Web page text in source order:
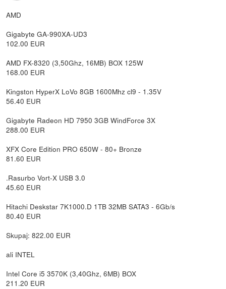
AMD
Gigabyte GA-990XA-UD3
102.00 EUR
AMD FX-8320 (3,50Ghz, 16MB) BOX 125W
168.00 EUR
Kingston HyperX LoVo 8GB 1600Mhz cl9 - 1.35V
56.40 EUR
Gigabyte Radeon HD 7950 3GB WindForce 3X
288.00 EUR
XFX Core Edition PRO 650W - 80+ Bronze
81.60 EUR
.Rasurbo Vort-X USB 3.0
45.60 EUR
Hitachi Deskstar 7K1000.D 1TB 32MB SATA3 - 6Gb/s
80.40 EUR
Skupaj: 822.00 EUR
ali INTEL
Intel Core i5 3570K (3,40Ghz, 6MB) BOX
211.20 EUR